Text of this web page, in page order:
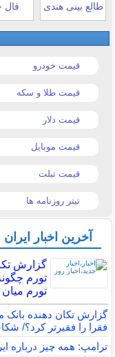
طالع بینی هندی فال
قیمت خودرو
قیمت طلا و سکه
قیمت دلار
قیمت موبایل
قیمت تبلت
تیتر روزنامه ها
آخرین اخبار
گزارش
تورم
گزارش تکان‌ دهنده بانک
فقرا را فقیرتر کرد؟/ شکاف ۱۵ درصدی تورم میان
ترامپ: همه چیز درباره